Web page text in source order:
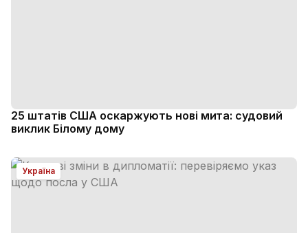
25 штатів США оскаржують нові мита: судовий
виклик Білому дому
Україна